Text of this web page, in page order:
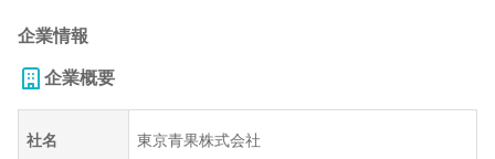
企業情報
企業概要
社名 東京青果株式会社